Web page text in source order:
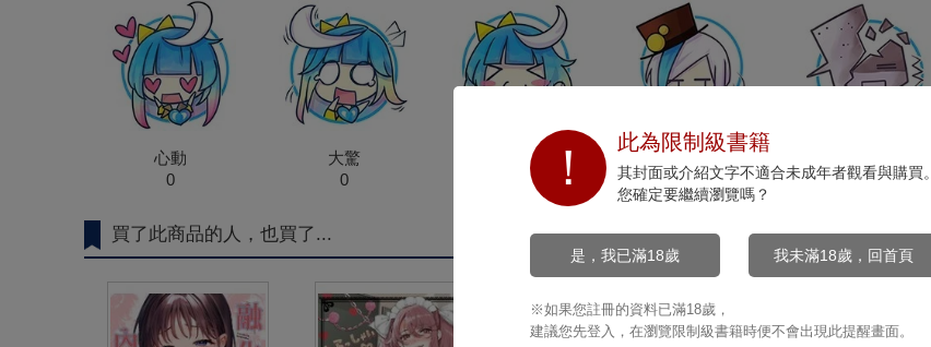
心動
0
大驚
0
開心
沉默
0
0
買了此商品的人，也買了...
此為限制級書籍
其封面或介紹文字不適合未成年者觀看與購買。
您確定要繼續瀏覽嗎？
是，我已滿18歲 我未滿18歲，回首頁
※如果您註冊的資料已滿18歲，
建議您先登入，在瀏覽限制級書籍時便不會出現此提醒畫面。